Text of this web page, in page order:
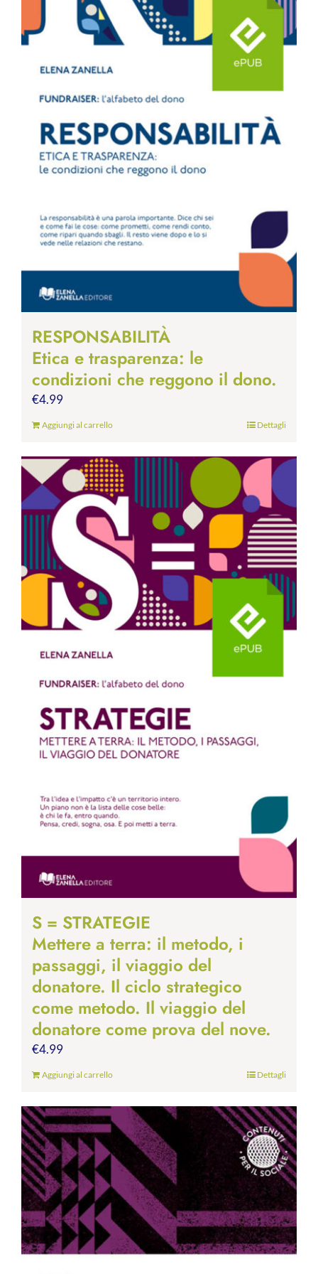
RESPONSABILITÀ
Etica e trasparenza: le
condizioni che reggono il dono.
€4.99
Aggiungi al carrello Dettagli
S = STRATEGIE
Mettere a terra: il metodo, i
passaggi, il viaggio del
donatore. Il ciclo strategico
come metodo. Il viaggio del
donatore come prova del nove.
€4.99
Aggiungi al carrello Dettagli